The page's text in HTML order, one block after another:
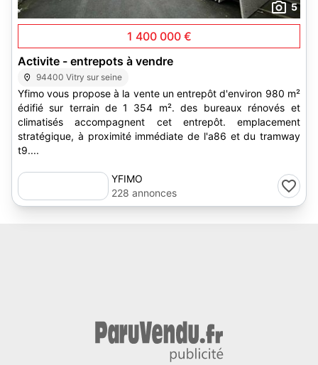
5
1 400 000 €
Activite - entrepots à vendre
94400 Vitry sur seine
Yfimo vous propose à la vente un entrepôt d'environ 980 m²
édifié sur terrain de 1 354 m². des bureaux rénovés et
climatisés accompagnent cet entrepôt. emplacement
stratégique, à proximité immédiate de l'a86 et du tramway
t9....
YFIMO
228 annonces